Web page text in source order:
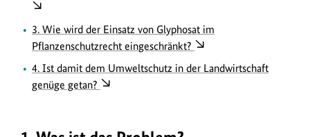
3. Wie wird der Einsatz von Glyphosat im
Pflanzenschutzrecht eingeschränkt?
4. Ist damit dem Umweltschutz in der Landwirtschaft
genüge getan?